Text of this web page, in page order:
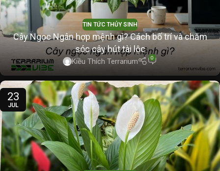
TIN TỨC THỦY SINH
Cây Ngọc Ngân hợp mệnh gì? Cách bố trí và chăm
sóc cây hút tài lộc
Kiều Thích Terrarium 0
23
JUL